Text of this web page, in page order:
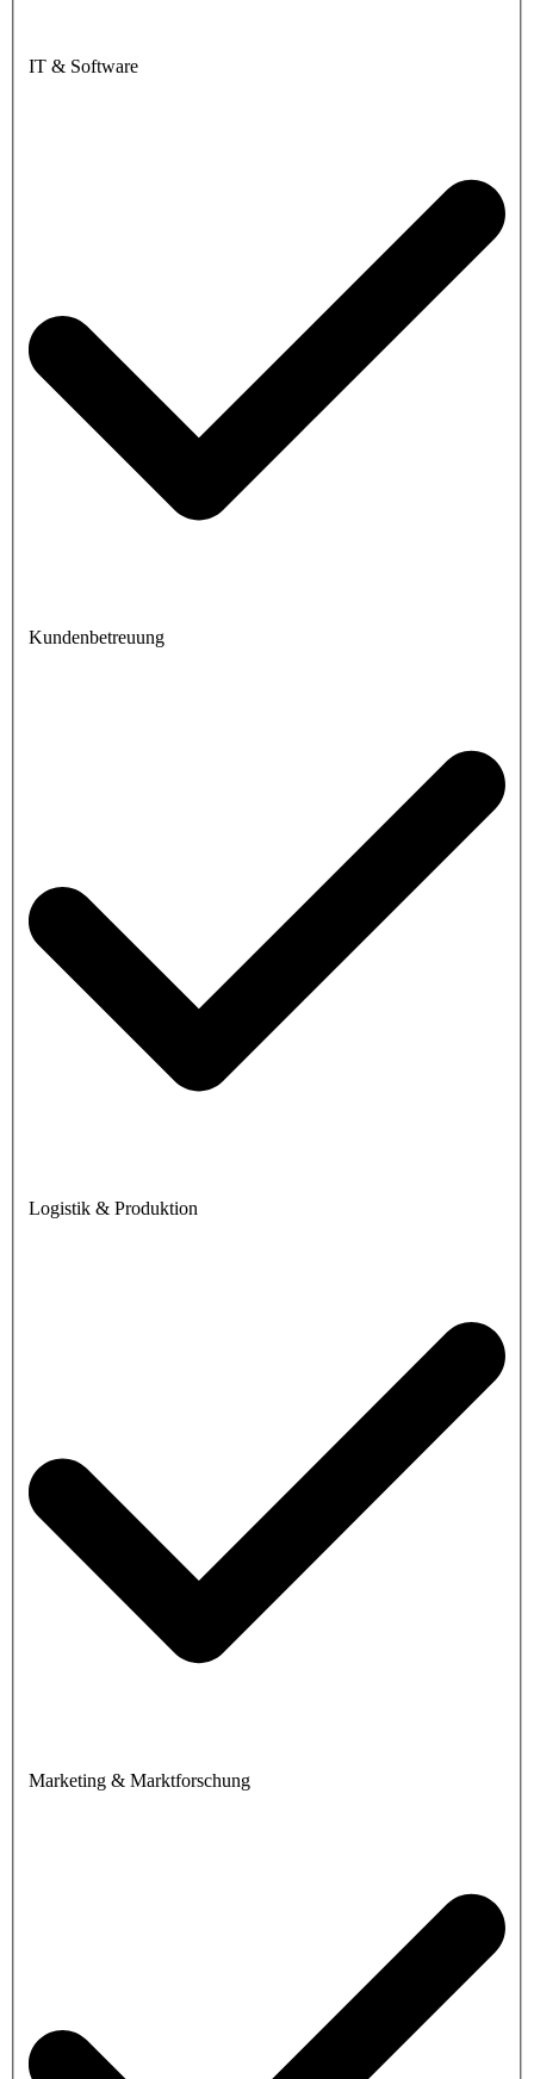
IT & Software
Kundenbetreuung
Logistik & Produktion
Marketing & Marktforschung